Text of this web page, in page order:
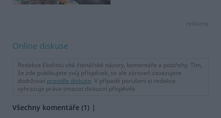
reklama
Online diskuse
Redakce Ekolistu vítá čtenářské názory, komentáře a postřehy. Tím,
že zde publikujete svůj příspěvek, se ale zároveň zavazujete
dodržovat pravidla diskuse. V případě porušení si redakce
vyhrazuje právo smazat diskusní příspěvěk
Všechny komentáře (1)